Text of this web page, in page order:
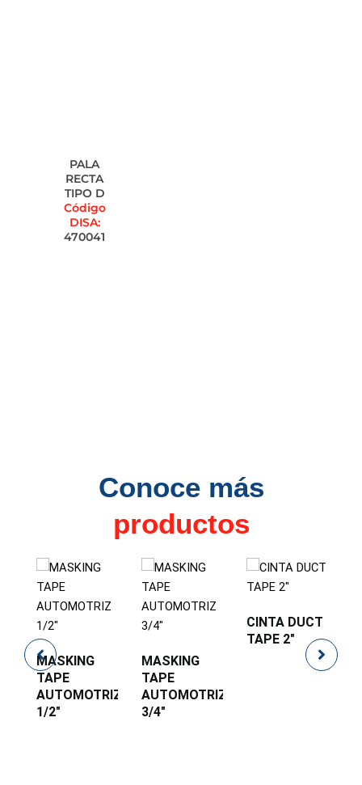
PALA
RECTA
TIPO D
Código
DISA:
470041
Conoce más
productos
MASKING
TAPE
AUTOMOTRIZ
1/2″
MASKING
TAPE
AUTOMOTRIZ
3/4″
CINTA DUCT
TAPE 2″